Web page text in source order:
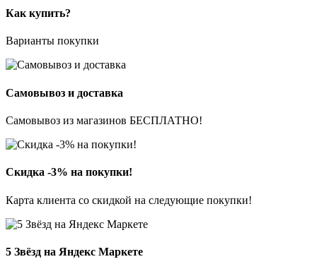
Как купить?
Варианты покупки
Самовывоз и доставка
Самовывоз из магазинов БЕСПЛАТНО!
Скидка -3% на покупки!
Карта клиента со скидкой на следующие покупки!
5 Звёзд на Яндекс Маркете